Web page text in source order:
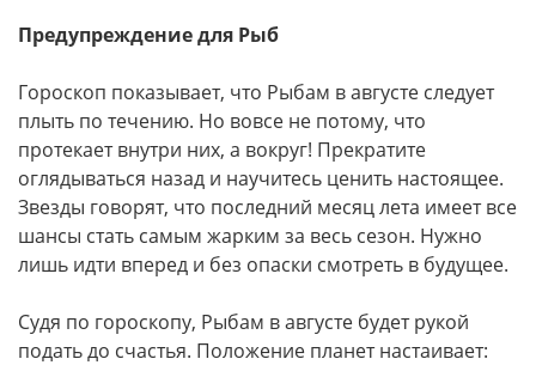
Предупреждение для Рыб
Гороскоп показывает, что Рыбам в августе следует
плыть по течению. Но вовсе не потому, что
протекает внутри них, а вокруг! Прекратите
оглядываться назад и научитесь ценить настоящее.
Звезды говорят, что последний месяц лета имеет все
шансы стать самым жарким за весь сезон. Нужно
лишь идти вперед и без опаски смотреть в будущее.
Судя по гороскопу, Рыбам в августе будет рукой
подать до счастья. Положение планет настаивает: